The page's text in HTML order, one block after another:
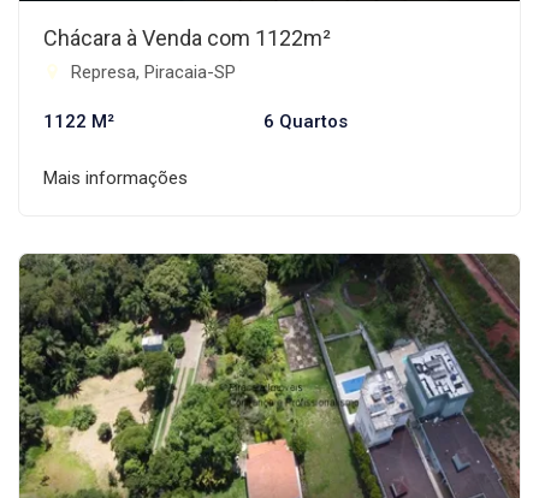
Chácara à Venda com 1122m²
Represa, Piracaia-SP
1122 M² 6 Quartos
Mais informações